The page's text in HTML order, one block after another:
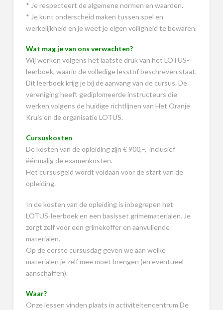
* Je respecteert de algemene normen en waarden.
* Je kunt onderscheid maken tussen spel en
werkelijkheid en je weet je eigen veiligheid te bewaren.
Wat mag je van ons verwachten?
Wij werken volgens het laatste druk van het LOTUS-
leerboek, waarin de volledige lesstof beschreven staat.
Dit leerboek krijg je bij de aanvang van de cursus. De
vereniging heeft gediplomeerde instructeurs die
werken volgens de huidige richtlijnen van Het Oranje
Kruis en de organisatie LOTUS.
Cursuskosten
De kosten van de opleiding zijn € 900,–, inclusief
éénmalig de examenkosten.
Het cursusgeld wordt voldaan voor de start van de
opleiding.
In de kosten van de opleiding is inbegrepen het
LOTUS-leerboek en een basisset grimematerialen. Je
zorgt zelf voor een grimekoffer en aanvullende
materialen.
Op de eerste cursusdag geven we aan welke
materialen je zelf mee moet brengen (en eventueel
aanschaffen).
Waar?
Onze lessen vinden plaats in activiteitencentrum De